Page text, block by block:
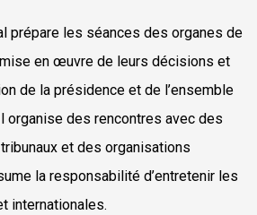
prépare les séances des organes de
en œuvre de leurs décisions et
de la présidence et de l’ensemble
organise des rencontres avec des
et des organisations
la responsabilité d’entretenir les
internationales.